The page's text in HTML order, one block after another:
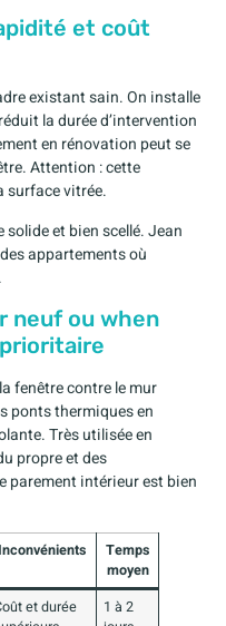
et coût
existant sain. On installe
la durée d’intervention
en rénovation peut se
Attention : cette
surface vitrée.
et bien scellé. Jean
appartements où
neuf ou when
fenêtre contre le mur
ponts thermiques en
Très utilisée en
propre et des
parement intérieur est bien
Inconvénients
Temps
moyen
et durée
1 à 2